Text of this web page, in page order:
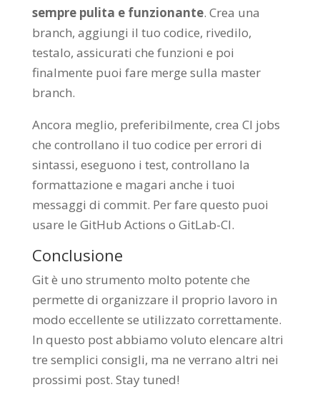
sempre pulita e funzionante. Crea una
branch, aggiungi il tuo codice, rivedilo,
testalo, assicurati che funzioni e poi
finalmente puoi fare merge sulla master
branch.
Ancora meglio, preferibilmente, crea CI jobs
che controllano il tuo codice per errori di
sintassi, eseguono i test, controllano la
formattazione e magari anche i tuoi
messaggi di commit. Per fare questo puoi
usare le GitHub Actions o GitLab-CI.
Conclusione
Git è uno strumento molto potente che
permette di organizzare il proprio lavoro in
modo eccellente se utilizzato correttamente.
In questo post abbiamo voluto elencare altri
tre semplici consigli, ma ne verrano altri nei
prossimi post. Stay tuned!